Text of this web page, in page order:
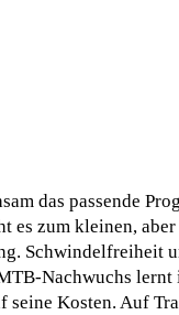
das passende
es zum kleinen,
Nachwuchs
Kosten. Auf